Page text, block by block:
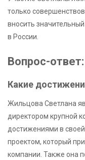
только
вносить
в России.
Вопрос-ответ:
Какие
Жильцова Светлана
директором крупной
достижениями в
проектом, который
компании. Также она